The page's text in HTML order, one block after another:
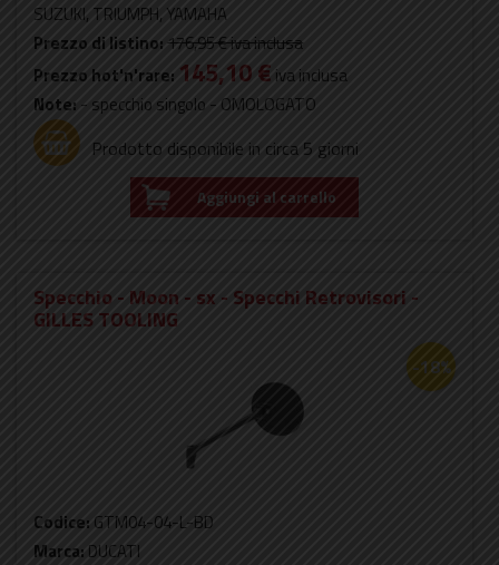
SUZUKI, TRIUMPH, YAMAHA
Prezzo di listino: 176,95 €iva inclusa
Prezzo hot'n'rare: 145,10 € iva inclusa
Note: - specchio singolo - OMOLOGATO
Prodotto disponibile in circa 5 giorni
Aggiungi al carrello
Specchio - Moon - sx - Specchi Retrovisori -
GILLES TOOLING
-18%
Codice: GTM04-04-L-BD
Marca: DUCATI